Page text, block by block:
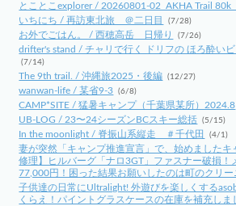
とことこexplorer / 20260801-02_AKHA Trail 80k
いちにち / 再訪東北旅 ＠二日目 (7/28)
お外でごはん。 / 西穂高岳 日帰り (7/26)
drifter's stand / チャリで行く ドリフの ほろ酔いビ
(7/14)
The 9th trail. / 沖縄旅2025・後編 (12/27)
wanwan-life / 某省9-3 (6/8)
CAMP*SITE / 猛暑キャンプ（千葉県某所）2024.8
UB-LOG / 23〜24シーズンBCスキー総括 (5/15)
In the moonlight / 脊振山系縦走 ＃千代田 (4/1)
妻が突然「キャンプ推進宣言」で、始めましたキ
修理】ヒルバーグ「ナロ3GT」ファスナー破損！
77,000円！困った結果お願いしたのは町のクリー
子供達の日常にUltralight! 外遊びを楽しくする
くらえ！パイントグラスケースの在庫を補充しま